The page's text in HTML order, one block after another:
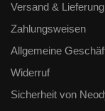
Versand & Lieferung
Zahlungsweisen
Allgemeine
Widerruf
Sicherheit von